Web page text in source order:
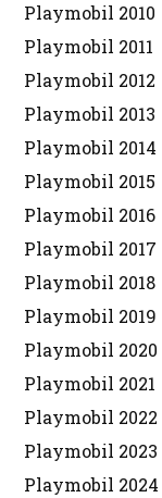
Playmobil 2010
Playmobil 2011
Playmobil 2012
Playmobil 2013
Playmobil 2014
Playmobil 2015
Playmobil 2016
Playmobil 2017
Playmobil 2018
Playmobil 2019
Playmobil 2020
Playmobil 2021
Playmobil 2022
Playmobil 2023
Playmobil 2024